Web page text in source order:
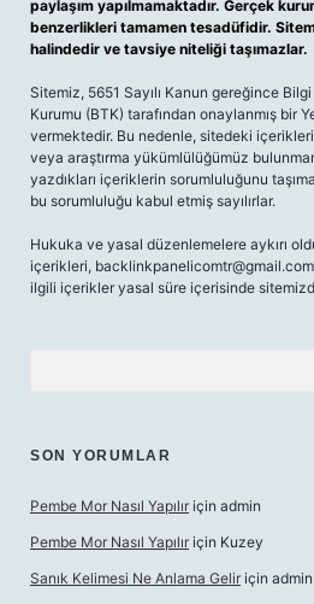
paylaşım yapılmamaktadır. Gerçek
benzerlikleri tamamen tesadüfidir.
halindedir ve tavsiye niteliği taşımazlar.
Sitemiz, 5651 Sayılı Kanun gereğince
Kurumu (BTK) tarafından onaylanmış bir
vermektedir. Bu nedenle, sitedeki
veya araştırma yükümlülüğümüz
yazdıkları içeriklerin sorumluluğunu
bu sorumluluğu kabul etmiş sayılırlar.
Hukuka ve yasal düzenlemelere aykırı
içerikleri, backlinkpanelicomtr@gmail.com
ilgili içerikler yasal süre içerisinde
SON YORUMLAR
Pembe Mor Nasıl Yapılır için admin
Pembe Mor Nasıl Yapılır için Kuzey
Sanık Kelimesi Ne Anlama Gelir için admin